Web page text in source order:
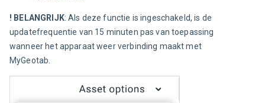
! BELANGRIJK: Als deze functie is ingeschakeld, is de
updatefrequentie van 15 minuten pas van toepassing
wanneer het apparaat weer verbinding maakt met
MyGeotab.